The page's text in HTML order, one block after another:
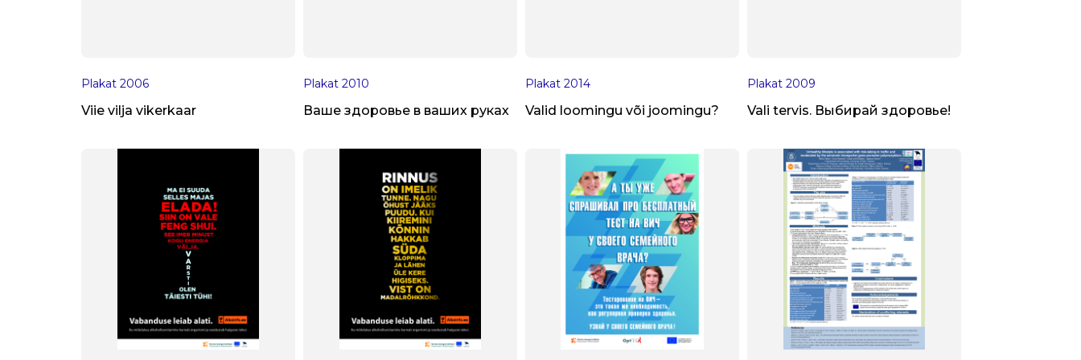
Plakat 2006
Viie vilja vikerkaar
Plakat 2010
Ваше здоровье в ваших руках
Plakat 2014
Valid loomingu või joomingu?
Plakat 2009
Vali tervis. Выбирай здоровье!